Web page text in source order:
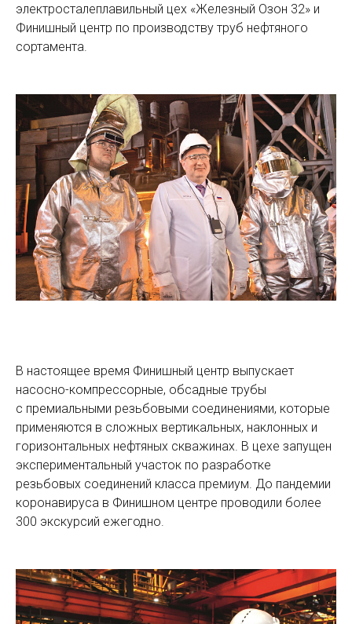
электросталеплавильный цех «Железный Озон 32» и
Финишный центр по производству труб нефтяного
сортамента.
В настоящее время Финишный центр выпускает
насосно-компрессорные, обсадные трубы
с премиальными резьбовыми соединениями, которые
применяются в сложных вертикальных, наклонных и
горизонтальных нефтяных скважинах. В цехе запущен
экспериментальный участок по разработке
резьбовых соединений класса премиум. До пандемии
коронавируса в Финишном центре проводили более
300 экскурсий ежегодно.